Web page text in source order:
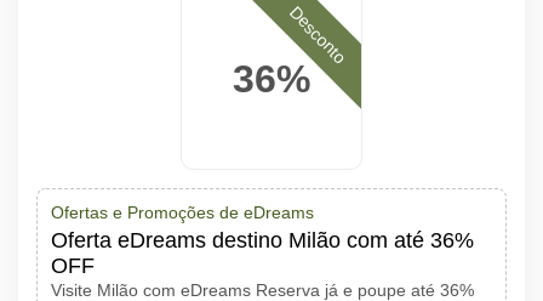
36%
Desconto
Ofertas e Promoções de eDreams
Oferta eDreams destino Milão com até 36%
OFF
Visite Milão com eDreams Reserva já e poupe até 36%